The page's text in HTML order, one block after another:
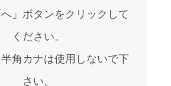
へ」ボタンをクリックして
ください。
角カナは使用しないで下
さい。